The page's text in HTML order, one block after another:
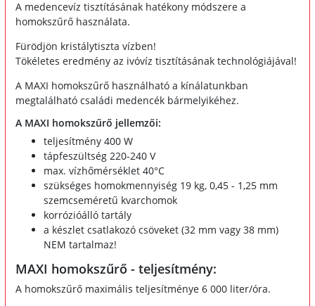
A medencevíz tisztításának hatékony módszere a
homokszűrő használata.
Fürödjön kristálytiszta vízben!
Tökéletes eredmény az ivóvíz tisztításának technológiájával!
A MAXI homokszűrő használható a kínálatunkban
megtalálható családi medencék bármelyikéhez.
A MAXI homokszűrő jellemzői:
teljesítmény 400 W
tápfeszültség 220-240 V
max. vízhőmérséklet 40°C
szükséges homokmennyiség 19 kg, 0,45 - 1,25 mm
szemcseméretű kvarchomok
korrózióálló tartály
a készlet csatlakozó csöveket (32 mm vagy 38 mm)
NEM tartalmaz!
MAXI homokszűrő - teljesítmény:
A homokszűrő maximális teljesítménye 6 000 liter/óra.